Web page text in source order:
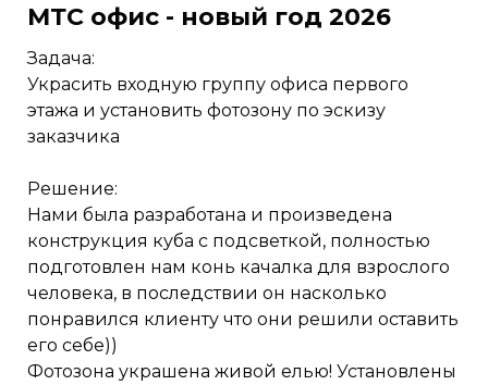
МТС офис - новый год 2026
Задача:
Украсить входную группу офиса первого
этажа и установить фотозону по эскизу
заказчика
Решение:
Нами была разработана и произведена
конструкция куба с подсветкой, полностью
подготовлен нам конь качалка для взрослого
человека, в последствии он насколько
понравился клиенту что они решили оставить
его себе))
Фотозона украшена живой елью! Установлены